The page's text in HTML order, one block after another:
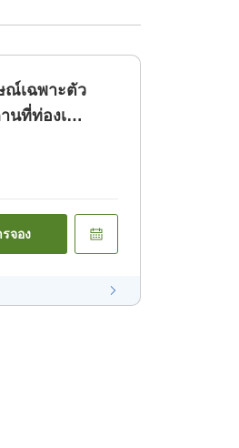
ณ์เฉพาะตัว
นที่ท่องเ
จอง